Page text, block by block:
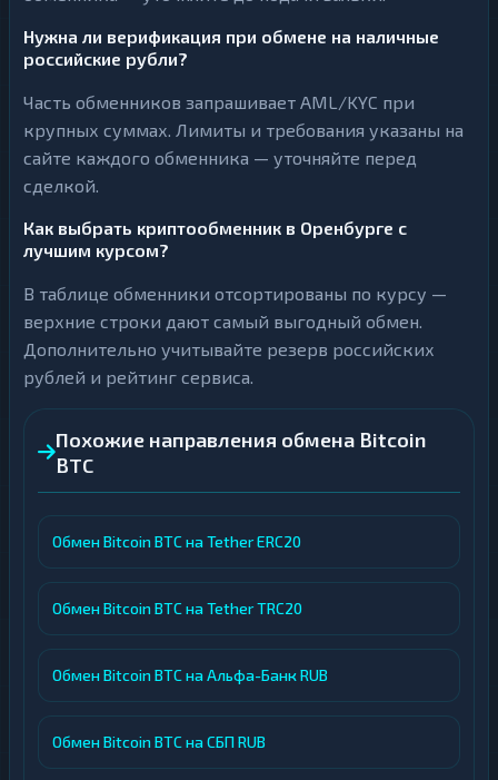
Нужна ли верификация при обмене на наличные
российские рубли?
Часть обменников запрашивает AML/KYC при
крупных суммах. Лимиты и требования указаны на
сайте каждого обменника — уточняйте перед
сделкой.
Как выбрать криптообменник в Оренбурге с
лучшим курсом?
В таблице обменники отсортированы по курсу —
верхние строки дают самый выгодный обмен.
Дополнительно учитывайте резерв российских
рублей и рейтинг сервиса.
Похожие направления обмена Bitcoin
BTC
Обмен Bitcoin BTC на Tether ERC20
Обмен Bitcoin BTC на Tether TRC20
Обмен Bitcoin BTC на Альфа-Банк RUB
Обмен Bitcoin BTC на СБП RUB